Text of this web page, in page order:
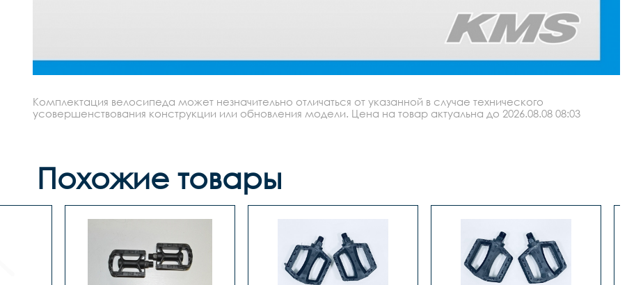
Комплектация велосипеда может незначительно отличаться от указанной в случае технического
усовершенствования конструкции или обновления модели. Цена на товар актуальна до 2026.08.08 08:03
Похожие товары